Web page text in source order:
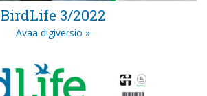
BirdLife 3/2022
Avaa digiversio »